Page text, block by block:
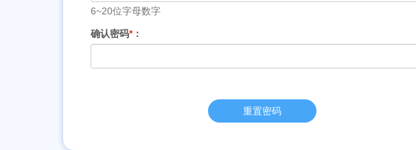
6~20位字母数字
确认密码*：
重置密码